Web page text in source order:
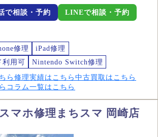
で相談・予約 LINEで相談・予約
修理
iPad修理
利用可
Nintendo Switch修理
ら 修理実績はこちら 中古買取はこちら
コラム一覧はこちら
マホ修理まちスマ 岡崎店